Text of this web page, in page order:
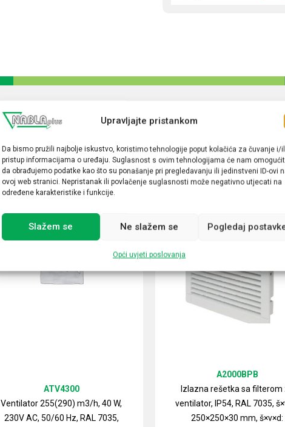
Upravljajte pristankom
Da bismo pružili najbolje iskustvo, koristimo tehnologije poput kolačića za čuvanje i/
pristup informacijama o uređaju. Suglasnost s ovim tehnologijama će nam
da obrađujemo podatke kao što su ponašanje pri pregledavanju ili jedinstveni ID-ovi
ovoj web stranici. Nepristanak ili povlačenje suglasnosti može negativno utjecati na
određene karakteristike i funkcije.
Slažem se Ne slažem se Pogledaj
Opći uvjeti poslovanja
Ventilator 255(290) m3/h, 40 W,
230V AC, 50/60 Hz, RAL 7035,
ATV4300
Izlazna rešetka sa filterom
ventilator, IP54, RAL 7035,
250×250×30 mm, š×v×d:
A2000BPB